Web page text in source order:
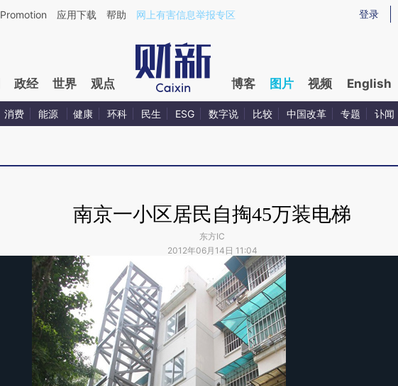
登录
Promotion 应用下载 帮助 网上有害信息举报专区
政经 世界 观点 博客 图片 视频 English
消费 能源 健康 环科 民生 ESG 数字说 比较 中国改革 专题 讣闻
南京一小区居民自掏45万装电梯
东方IC
2012年06月14日 11:04